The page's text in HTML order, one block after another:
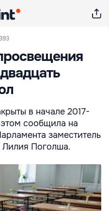
в начале 2017-
сообщила на
заместитель
Поголша.